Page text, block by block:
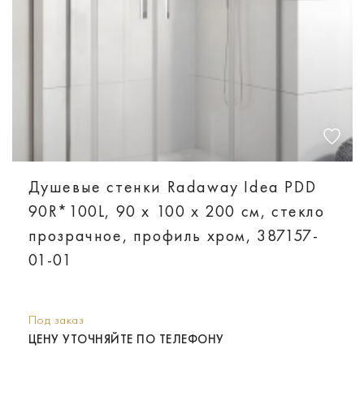
Душевые стенки Radaway Idea PDD
90R*100L, 90 х 100 х 200 см, стекло
прозрачное, профиль хром, 387157-
01-01
Под заказ
ЦЕНУ УТОЧНЯЙТЕ ПО ТЕЛЕФОНУ